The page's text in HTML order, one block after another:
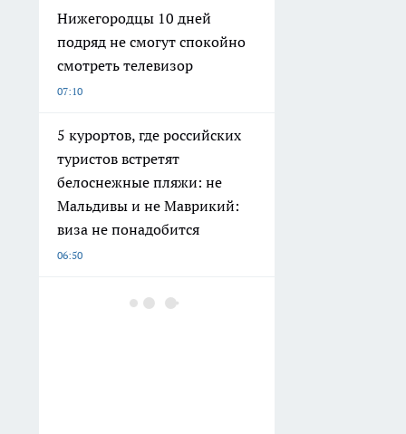
Нижегородцы 10 дней
подряд не смогут спокойно
смотреть телевизор
07:10
5 курортов, где российских
туристов встретят
белоснежные пляжи: не
Мальдивы и не Маврикий:
виза не понадобится
06:50
Нижегородский миллиардер